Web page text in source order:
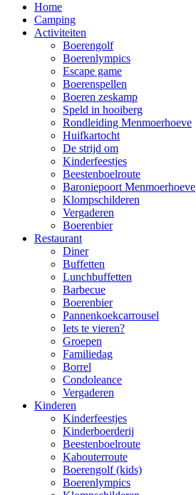
Home
Camping
Activiteiten
Boerengolf
Boerenlympics
Escape game
Boerenspellen
Boeren zeskamp
Speld in hooiberg
Rondleiding Menmoerhoeve
Huifkartocht
De strijd om
Kinderfeestjes
Beestenboelroute
Baroniepoort Menmoerhoeve
Klompschilderen
Vergaderen
Boerenbier
Restaurant
Diner
Buffetten
Lunchbuffetten
Barbecue
Boerenbier
Pannenkoekcarrousel
Iets te vieren?
Groepen
Familiedag
Borrel
Condoleance
Vergaderen
Kinderen
Kinderfeestjes
Kinderboerderij
Beestenboelroute
Kabouterroute
Boerengolf (kids)
Boerenlympics